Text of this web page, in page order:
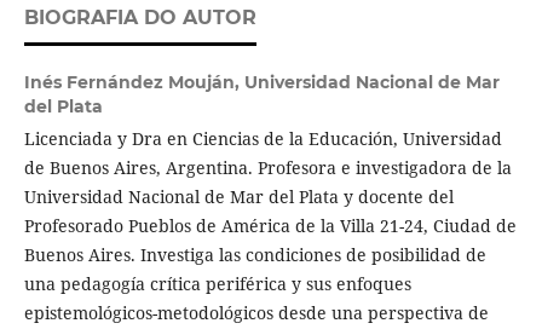
BIOGRAFIA DO AUTOR
Inés Fernández Mouján, Universidad Nacional de Mar
del Plata
Licenciada y Dra en Ciencias de la Educación, Universidad
de Buenos Aires, Argentina. Profesora e investigadora de la
Universidad Nacional de Mar del Plata y docente del
Profesorado Pueblos de América de la Villa 21-24, Ciudad de
Buenos Aires. Investiga las condiciones de posibilidad de
una pedagogía crítica periférica y sus enfoques
epistemológicos-metodológicos desde una perspectiva de